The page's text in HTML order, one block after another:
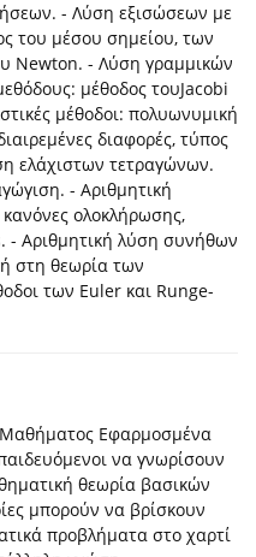
- Λύση εξισώσεων με
του μέσου σημείου, των
Newton. - Λύση γραμμικών
μέθοδος τουJacobi
μέθοδοι: πολυωνυμική
διαφορές, τύπος
ελάχιστων τετραγώνων.
- Αριθμητική
ολοκλήρωσης,
- Αριθμητική λύση συνήθων
στη θεωρία των
των Euler και Runge-
Εφαρμοσμένα
να γνωρίσουν
θεωρία βασικών
μπορούν να βρίσκουν
προβλήματα στο χαρτί